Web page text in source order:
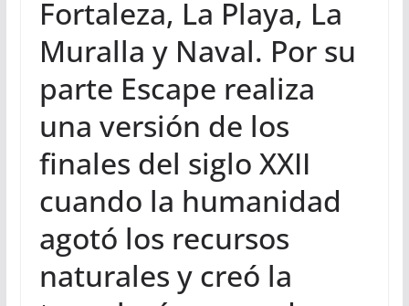
Fortaleza, La Playa, La
Muralla y Naval. Por su
parte Escape realiza
una versión de los
finales del siglo XXII
cuando la humanidad
agotó los recursos
naturales y creó la